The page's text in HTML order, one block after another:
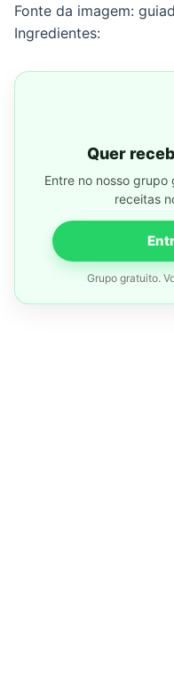
Fonte da imagem:
Ingredientes:
Quer
Entre no nosso
receitas
Grupo gratuito.